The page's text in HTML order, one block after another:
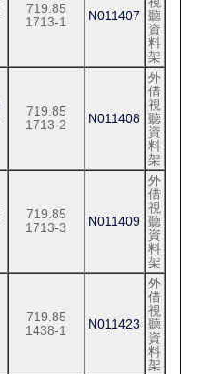
719.85
1713-1
N011407
聽
資
料
架
719.85
1713-2
N011408
外
借
視
聽
資
料
架
719.85
1713-3
N011409
外
借
視
聽
資
料
架
719.85
1438-1
N011423
外
借
視
聽
資
料
架